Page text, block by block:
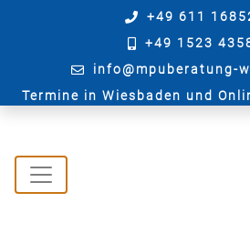
+49 611
+49 1523
info@mpuberatung-
Termine in Wiesbaden und